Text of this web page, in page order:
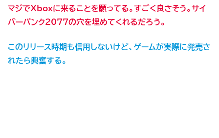
マジでXboxに来ることを願ってる。すごく良さそう。サイ
バーパンク2077の穴を埋めてくれるだろう。
このリリース 時期も信用しないけど、ゲームが実際に発売さ
れたら興奮する。